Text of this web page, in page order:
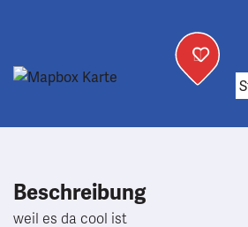
Beschreibung
weil es da cool ist